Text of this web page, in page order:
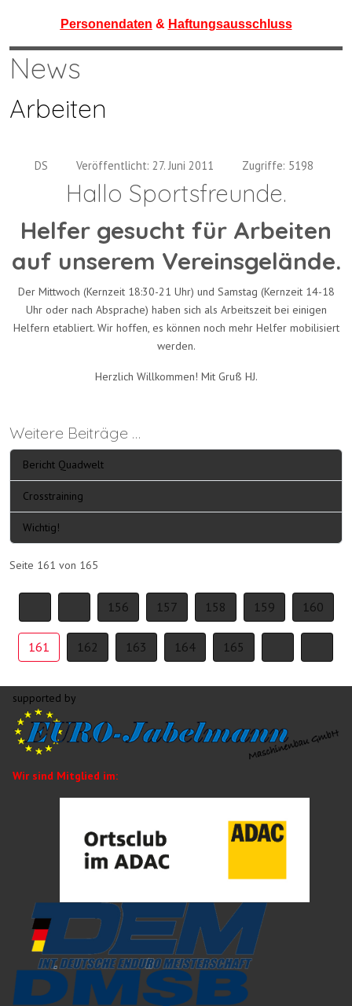
Personendaten & Haftungsausschluss
News
Arbeiten
DS Veröffentlicht: 27. Juni 2011 Zugriffe: 5198
Hallo Sportsfreunde.
Helfer gesucht für Arbeiten
auf unserem Vereinsgelände.
Der Mittwoch (Kernzeit 18:30-21 Uhr) und Samstag (Kernzeit 14-18
Uhr oder nach Absprache) haben sich als Arbeitszeit bei einigen
Helfern etabliert. Wir hoffen, es können noch mehr Helfer mobilisiert
werden.
Herzlich Willkommen! Mit Gruß HJ.
Weitere Beiträge …
Bericht Quadwelt
Crosstraining
Wichtig!
Seite 161 von 165
156 157 158 159 160
161 162 163 164 165
supported by
Wir sind Mitglied im: